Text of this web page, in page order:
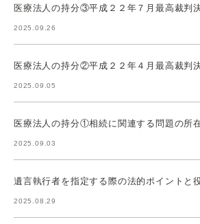
医療法人の持分③平成２２年７月最高裁判
2025.09.26
医療法人の持分②平成２２年４月最高裁判
2025.09.05
医療法人の持分①相続に関連する問題の所
2025.09.03
遺言執行者を指定する際の法的ポイントと
2025.08.29